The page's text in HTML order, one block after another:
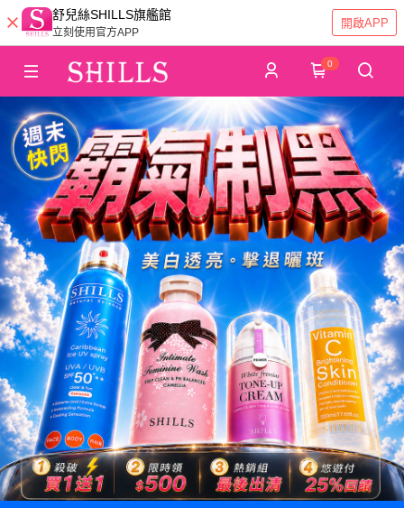
舒兒絲SHILLS旗艦館
立刻使用官方APP
開啟APP
0